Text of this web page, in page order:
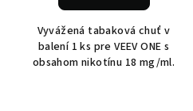
Vyvážená tabaková chuť v
balení 1 ks pre VEEV ONE s
obsahom nikotínu 18 mg/ml.